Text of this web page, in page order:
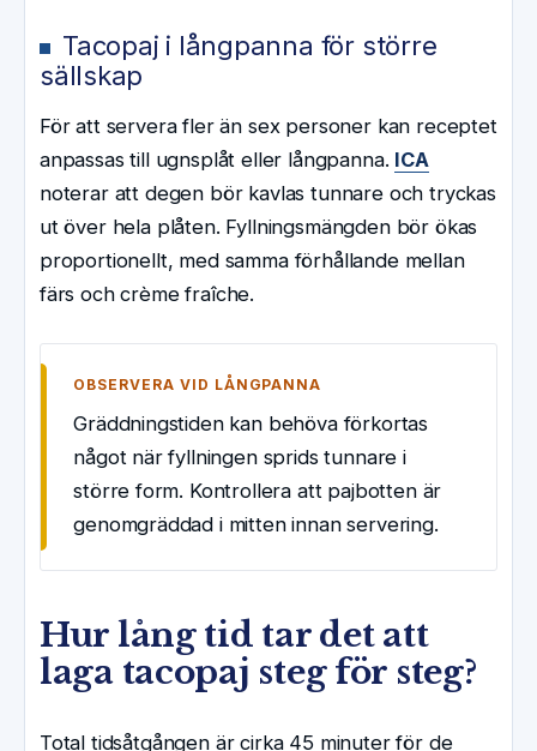
Tacopaj i långpanna för större
sällskap
För att servera fler än sex personer kan receptet
anpassas till ugnsplåt eller långpanna. ICA
noterar att degen bör kavlas tunnare och tryckas
ut över hela plåten. Fyllningsmängden bör ökas
proportionellt, med samma förhållande mellan
färs och crème fraîche.
OBSERVERA VID LÅNGPANNA
Gräddningstiden kan behöva förkortas
något när fyllningen sprids tunnare i
större form. Kontrollera att pajbotten är
genomgräddad i mitten innan servering.
Hur lång tid tar det att
laga tacopaj steg för steg?
Total tidsåtgången är cirka 45 minuter för de